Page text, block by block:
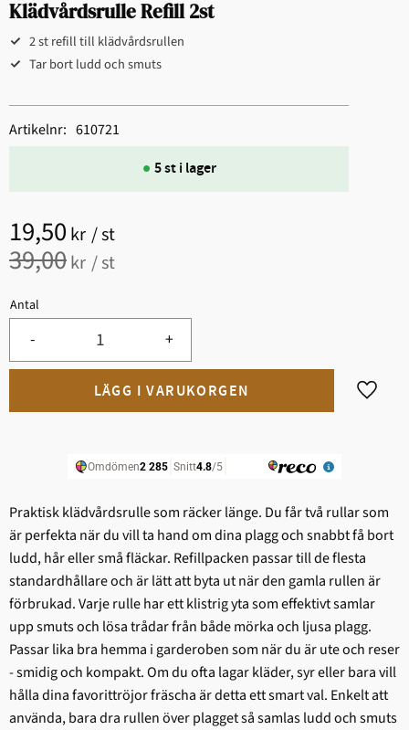
Klädvårdsrulle Refill 2st
2 st refill till klädvårdsrullen
Tar bort ludd och smuts
Nedsatt pris:
19,50 kr /st
Ordinarie pris:
39,00kr /st
Antal
+
-
Lägg
5 st i lager
Artikelnr 610721
Praktisk klädvårdsrulle som räcker länge. Du får två rullar som
är perfekta när du vill ta hand om dina plagg och snabbt få bort
ludd, hår eller små fläckar. Refillpacken passar till de flesta
standardhållare och är lätt att byta ut när den gamla rullen är
förbrukad. Varje rulle har ett klistrig yta som effektivt samlar
upp smuts och lösa trådar från både mörka och ljusa plagg.
Passar lika bra hemma i garderoben som när du är ute och reser
- smidig och kompakt. Om du ofta lagar kläder, syr eller bara vill
hålla dina favorittröjor fräscha är detta ett smart val. Enkelt att
använda, bara dra rullen över plagget så samlas ludd och smuts